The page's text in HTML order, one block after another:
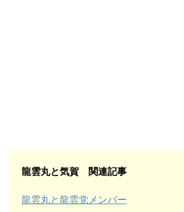
龍雲丸と気賀 関連記事
龍雲丸と龍雲党メンバー